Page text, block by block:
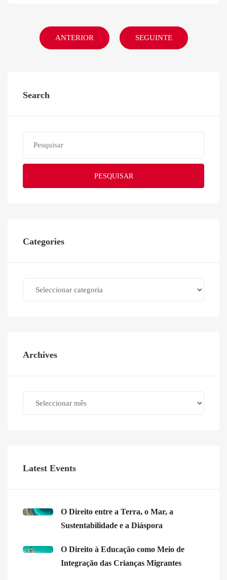
ANTERIOR SEGUINTE
Search
PESQUISAR
Categories
Archives
Latest Events
O Direito entre a Terra, o Mar, a
Sustentabilidade e a Diáspora
O Direito à Educação como Meio de
Integração das Crianças Migrantes